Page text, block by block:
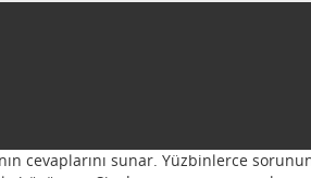
cevaplarını sunar. Yüzbinlerce